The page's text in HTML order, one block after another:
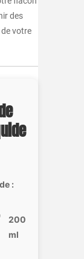
des
votre
:
200
ml